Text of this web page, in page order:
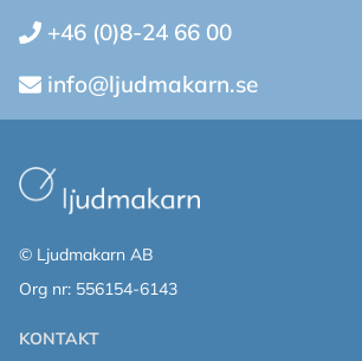
+46 (0)8-24 66 00
info@ljudmakarn.se
© Ljudmakarn AB
Org nr: 556154-6143
KONTAKT